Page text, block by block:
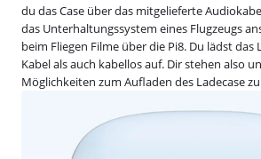
du das Case über das mitgelieferte
das Unterhaltungssystem eines Flugzeugs
beim Fliegen Filme über die Pi8. Du lädst das
Kabel als auch kabellos auf. Dir stehen also
Möglichkeiten zum Aufladen des Ladecase